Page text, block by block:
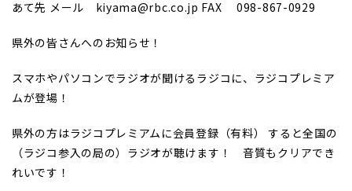
あて先 メール kiyama@rbc.co.jp FAX 098-867-0929
県外の皆さんへのお知らせ！
スマホやパソコンでラジオが聞けるラジコに、ラジコプレミア
ムが登場！
県外の方はラジコプレミアムに会員登録（有料） すると全国の
（ラジコ参入の局の）ラジオが聴けます！ 音質もクリアでき
れいです！